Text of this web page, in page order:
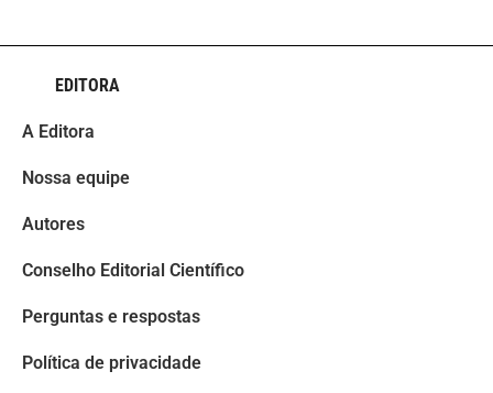
EDITORA
A Editora
Nossa equipe
Autores
Conselho Editorial Científico
Perguntas e respostas
Política de privacidade